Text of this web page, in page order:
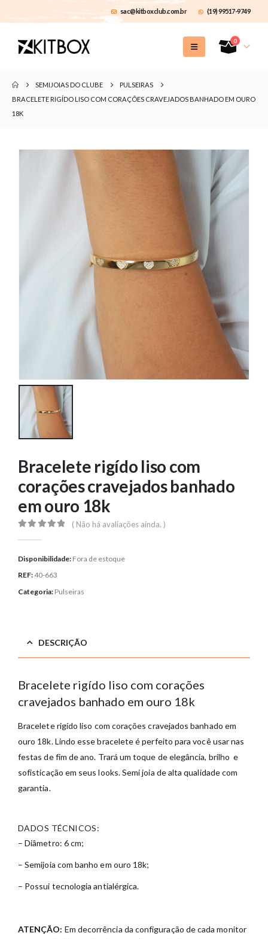
sac@kitboxclub.com.br (19) 99517-9749
0
SEMIJOIAS DO CLUBE
PULSEIRAS
BRACELETE RIGÍDO LISO COM CORAÇÕES CRAVEJADOS BANHADO EM OURO
18K
Bracelete rigído liso com
corações cravejados banhado
em ouro 18k
( Não há avaliações ainda. )
Disponibilidade: Fora de estoque
REF:40-663
Categoria: Pulseiras
DESCRIÇÃO
Bracelete rigído liso com corações
cravejados banhado em ouro 18k
Bracelete rigído liso com corações cravejados banhado em
ouro 18k. Lindo esse bracelete é perfeito para você usar nas
festas de fim de ano. Trará um toque de elegância, brilho e
sofisticação em seus looks. Semi joia de alta qualidade com
garantia.
DADOS TÉCNICOS:
– Diâmetro: 6 cm;
– Semijoia com banho em ouro 18k;
– Possui tecnologia antialérgica.
ATENÇÃO: Em decorrência da configuração de cada monitor